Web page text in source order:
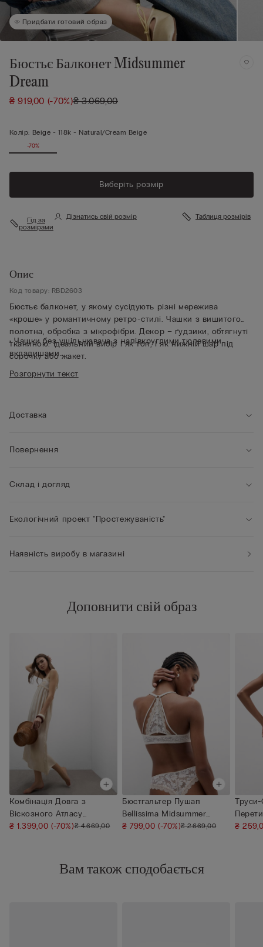
Придбати готовий образ
Бюстьє Балконет Midsummer
Dream
₴ 919,00 (-70%)₴ 3.069,00
Колір: Beige - 118k - Natural/cream Beige
-70%
Виберіть розмір
Гід за
розмірами
Дізнатись свій розмір Таблиця розмірів
Опис
Код товару: RBD2603
Бюстьє балконет, у якому сусідують різні мережива
«кроше» у романтичному ретро-стилі. Чашки з вишитого
полотна, обробка з мікрофібри. Декор – ґудзики, обтягнуті
тканиною. Ідеальний вибір і як топ, і як нижній шар під
сорочку або жакет.
• Чашки без ущільнювача з напівкруглими тюлевими
вкладишами
• Бокові корсетні кісточки
• Відмінна підтримка
• Зріст моделі 175 см, розмір 2B / 75B / 34B / 85B / 42B
Розгорнути текст
Доставка
Повернення
Склад і догляд
Екологічний проект "Простежуваність"
Наявність виробу в магазині
Доповнити свій образ
Комбінація Довга з
Віскозного Атласу
Midsummer Dre...
₴ 1.399,00(-70%)₴ 4.669,00
Бюстгальтер Пушап
Bellissima Midsummer
Dream
₴ 799,00(-70%)₴ 2.669,00
Труси-
Dream
₴
Вам також сподобається